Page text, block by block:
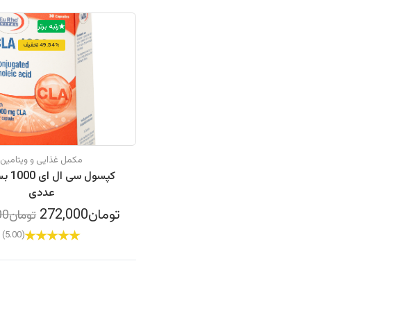
رتبه برتر
49.54% تخفیف
مکمل غذایی و ویتامین
عددی
تومان272,000 تومان539,000
(5.00)